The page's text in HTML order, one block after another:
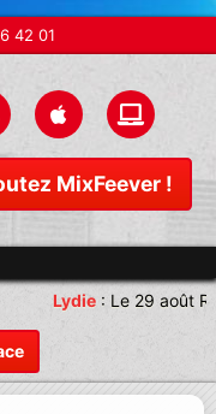
42 01
MixFeever !
Lydie:Le 29 août